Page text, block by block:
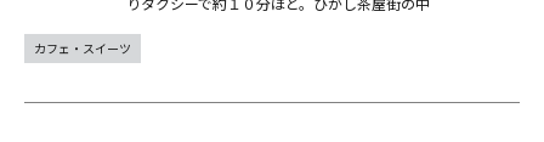
カフェ・スイーツ